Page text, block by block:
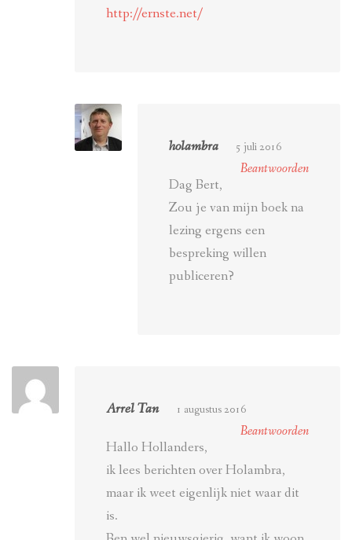
http://ernste.net/
holambra 5 juli 2016
Beantwoorden
Dag Bert,
Zou je van mijn boek na
lezing ergens een
bespreking willen
publiceren?
Arrel Tan 1 augustus 2016
Beantwoorden
Hallo Hollanders,
ik lees berichten over Holambra,
maar ik weet eigenlijk niet waar dit
is.